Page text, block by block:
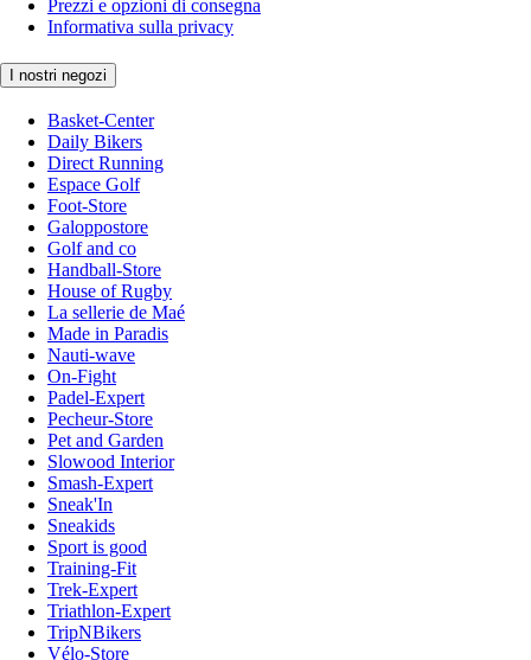
Prezzi e opzioni di consegna
Informativa sulla privacy
I nostri negozi
Basket-Center
Daily Bikers
Direct Running
Espace Golf
Foot-Store
Galoppostore
Golf and co
Handball-Store
House of Rugby
La sellerie de Maé
Made in Paradis
Nauti-wave
On-Fight
Padel-Expert
Pecheur-Store
Pet and Garden
Slowood Interior
Smash-Expert
Sneak'In
Sneakids
Sport is good
Training-Fit
Trek-Expert
Triathlon-Expert
TripNBikers
Vélo-Store